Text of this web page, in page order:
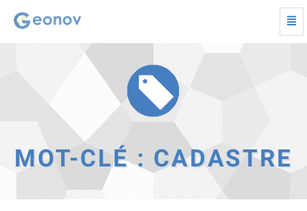
MOT-CLÉ : CADASTRE